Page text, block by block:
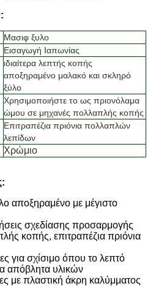
Μασιφ ξυλο
Εισαγωγή Ιαπωνίας
ιδιαίτερα λεπτής κοπής
αποξηραμένο μαλακό και σκληρό
ξύλο
Χρησιμοποιήστε το ως πριονόλαμα
ώμου σε μηχανές πολλαπλής κοπής
Επιτραπέζια πριόνια πολλαπλών
λεπίδων
Χρώμιο
αποξηραμένο με μέγιστο
σχεδίασης προσαρμογής
κοπής, επιτραπέζια πριόνια
για σχίσιμο όπου το λεπτό
απόβλητα υλικών
με πλαστική άκρη καλύμματος